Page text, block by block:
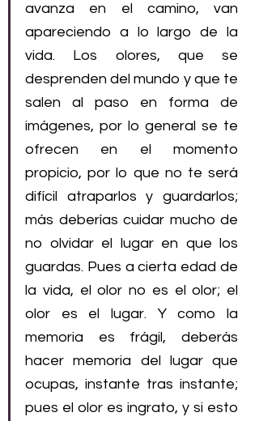
avanza en el camino, van
apareciendo a lo largo de la
vida. Los olores, que se
desprenden del mundo y que te
salen al paso en forma de
imágenes, por lo general se te
ofrecen en el momento
propicio, por lo que no te será
difícil atraparlos y guardarlos;
más deberías cuidar mucho de
no olvidar el lugar en que los
guardas. Pues a cierta edad de
la vida, el olor no es el olor; el
olor es el lugar. Y como la
memoria es frágil, deberás
hacer memoria del lugar que
ocupas, instante tras instante;
pues el olor es ingrato, y si esto